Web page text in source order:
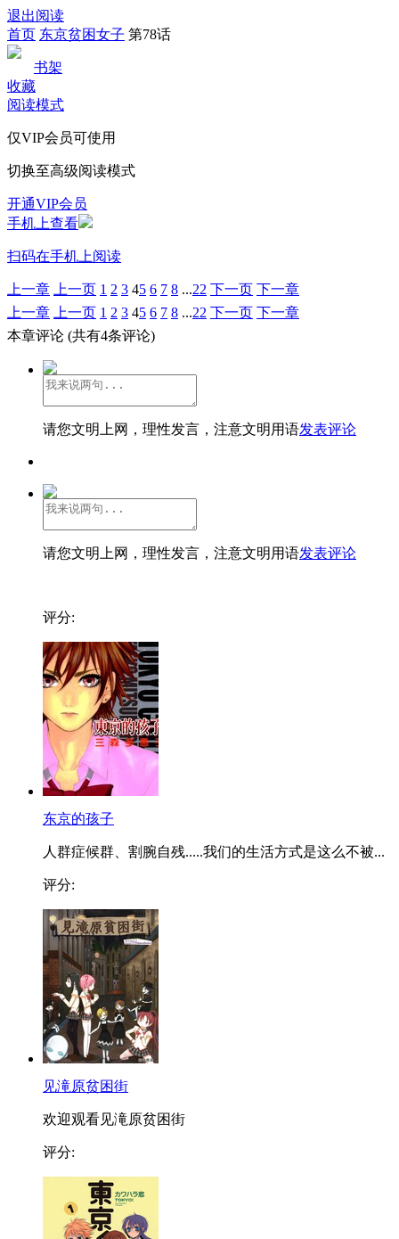
退出阅读
首页 东京贫困女子 第78话
书架
收藏
阅读模式
仅VIP会员可使用
切换至高级阅读模式
开通VIP会员
手机上查看
扫码在手机上阅读
上一章 上一页 1 2 3 45 6 7 8 ...22 下一页 下一章
上一章
上一页 1 2 3 45 6 7 8 ...22 下一页 下一章
本章评论 (共有4条评论)
请您文明上网，理性发言，注意文明用语发表评论
请您文明上网，理性发言，注意文明用语发表评论
评分:
东京的孩子
人群症候群、割腕自残.....我们的生活方式是这么不被...
评分:
见滝原贫困街
欢迎观看见滝原贫困街
评分: